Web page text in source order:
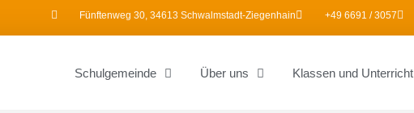
Fünftenweg 30, 34613 Schwalmstadt-Ziegenhain +49 6691 / 3057
Schulgemeinde Über uns Klassen und Unterricht